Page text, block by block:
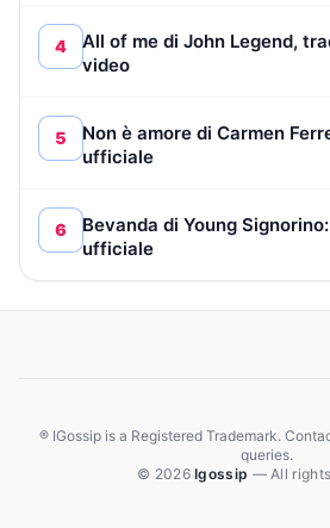
4
All of me di John Legend,
video
5
Non è amore di Carmen
ufficiale
6
Bevanda di Young
ufficiale
® IGossip is a Registered Trademark.
queries.
© 2026Igossip — All